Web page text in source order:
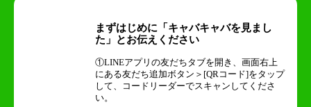
まずはじめに「キャバキャバを見まし
た」とお伝えください
①LINEアプリの友だちタブを開き、画面右上
にある友だち追加ボタン＞[QRコード]をタップ
して、コードリーダーでスキャンしてくださ
い。